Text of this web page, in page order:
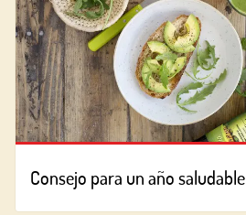
Consejo para un año saludable